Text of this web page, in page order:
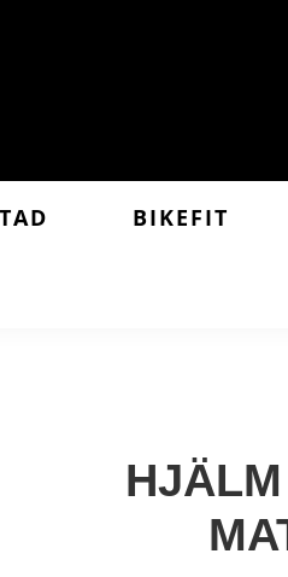
BIKEFIT